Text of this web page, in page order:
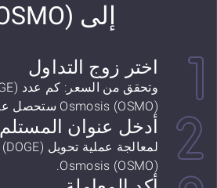
إلى Osmosis (OSMO)
اختر زوج التداول
Osmosis (OSMO) ستحصل عليه.
أدخل عنوان المستلم
Osmosis (OSMO).